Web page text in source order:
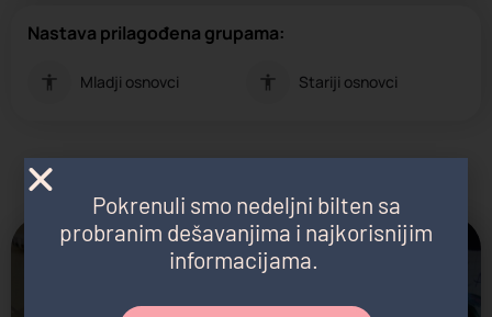
Nastava prilagođena grupama:
Mladji osnovci Stariji osnovci
Pokrenuli smo nedeljni bilten sa
probranim dešavanjima i najkorisnijim
informacijama.